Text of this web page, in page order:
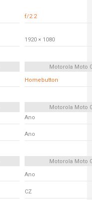
f/2.2
1920 × 1080
Motorola Moto
Homebutton
Motorola Moto
Ano
Ano
Motorola Moto
Ano
CZ